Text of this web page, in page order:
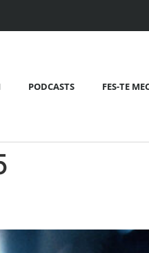
PODCASTS FES-TE